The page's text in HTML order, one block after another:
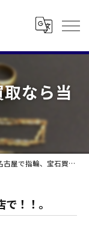
なら当
屋で指輪、宝石買取なら当店で！！。
！！。